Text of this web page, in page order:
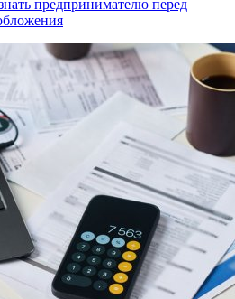
предпринимателю перед